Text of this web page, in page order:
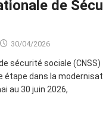
de
30/04/2026
sécurité sociale (CNSS)
étape dans la
au 30 juin 2026,